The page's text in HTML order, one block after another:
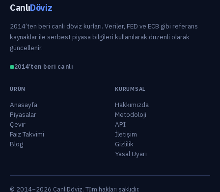
CanlıDöviz
2014’ten beri canlı döviz kurları. Veriler, FED ve ECB gibi referans
kaynaklar ile serbest piyasa bilgileri kullanılarak düzenli olarak
güncellenir.
2014’ten beri canlı
ÜRÜN
Anasayfa
Piyasalar
Çevir
Faiz Takvimi
Blog
KURUMSAL
Hakkımızda
Metodoloji
API
İletişim
Gizlilik
Yasal Uyarı
© 2014–2026 CanlıDöviz. Tüm hakları saklıdır.